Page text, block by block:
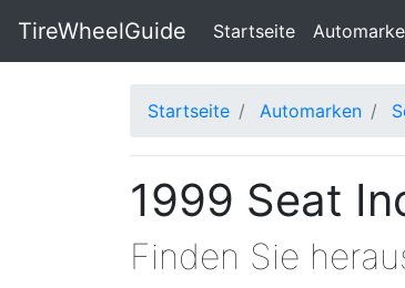
TireWheelGuide Startseite(current)
Startseite Automarken
1999 Seat
Finden Sie